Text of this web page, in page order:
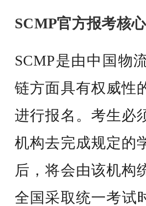
SCMP官方报考核
SCMP是由中国物
链方面具有权威性
进行报名。考生必
机构去完成规定的
后，将会由该机构
全国采取统一考试